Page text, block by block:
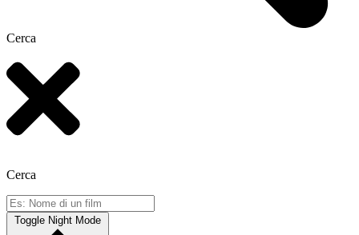
Cerca
Cerca
Toggle Night Mode